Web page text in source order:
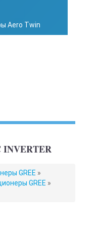
Aero Twin
GREE »
GREE »